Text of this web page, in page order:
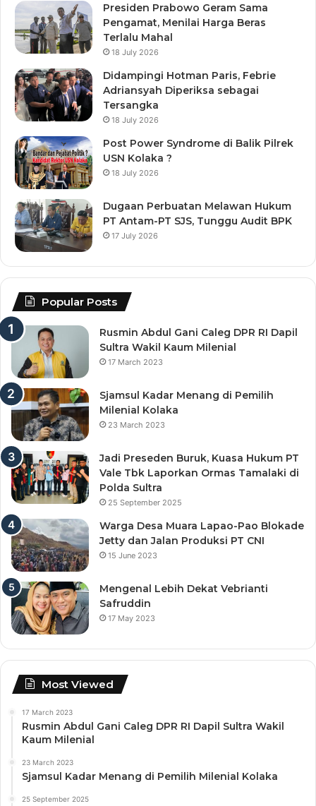
Presiden Prabowo Geram Sama
Pengamat, Menilai Harga Beras
Terlalu Mahal
18 July 2026
Didampingi Hotman Paris, Febrie
Adriansyah Diperiksa sebagai
Tersangka
18 July 2026
Post Power Syndrome di Balik Pilrek
USN Kolaka ?
18 July 2026
Dugaan Perbuatan Melawan Hukum
PT Antam-PT SJS, Tunggu Audit BPK
17 July 2026
Popular Posts
Rusmin Abdul Gani Caleg DPR RI Dapil
Sultra Wakil Kaum Milenial
17 March 2023
Sjamsul Kadar Menang di Pemilih
Milenial Kolaka
23 March 2023
Jadi Preseden Buruk, Kuasa Hukum PT
Vale Tbk Laporkan Ormas Tamalaki di
Polda Sultra
25 September 2025
Warga Desa Muara Lapao-Pao Blokade
Jetty dan Jalan Produksi PT CNI
15 June 2023
Mengenal Lebih Dekat Vebrianti
Safruddin
17 May 2023
Most Viewed
17 March 2023
Rusmin Abdul Gani Caleg DPR RI Dapil Sultra Wakil
Kaum Milenial
23 March 2023
Sjamsul Kadar Menang di Pemilih Milenial Kolaka
25 September 2025